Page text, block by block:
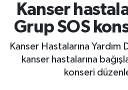
Kanser
Grup SOS
Kanser Hastalarına
kanser hastalarına
konseri
Son Dakika Haberleri
Haber Arşivi